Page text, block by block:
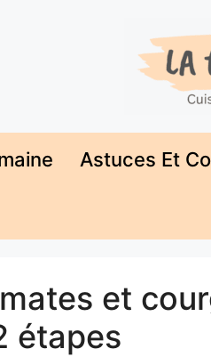
Astuces Et
et
étapes